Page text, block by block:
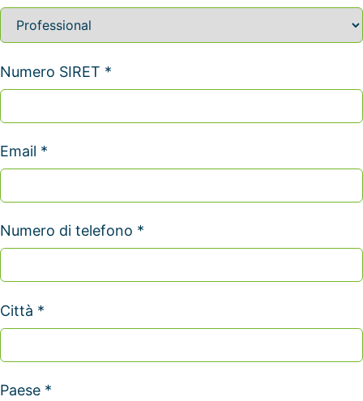
Numero SIRET *
Email *
Numero di telefono *
Città *
Paese *